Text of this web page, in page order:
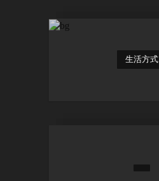
生活方式